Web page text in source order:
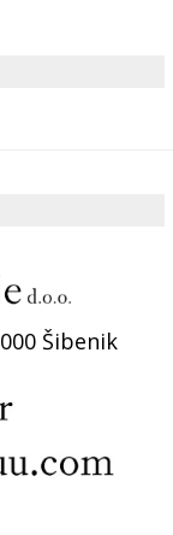
Šibenik